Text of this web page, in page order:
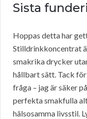
Sista
Hoppas detta har
Stilldrinkkoncentrat
smakrika drycker
hållbart sätt. Tack
fråga – jag är säker
perfekta smakfulla
hälsosamma livsstil.